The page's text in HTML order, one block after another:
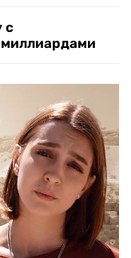
с